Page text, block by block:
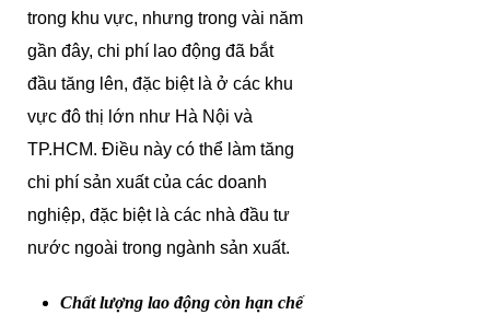
trong khu vực, nhưng trong vài năm
gần đây, chi phí lao động đã bắt
đầu tăng lên, đặc biệt là ở các khu
vực đô thị lớn như Hà Nội và
TP.HCM. Điều này có thể làm tăng
chi phí sản xuất của các doanh
nghiệp, đặc biệt là các nhà đầu tư
nước ngoài trong ngành sản xuất.
Chất lượng lao động còn hạn chế